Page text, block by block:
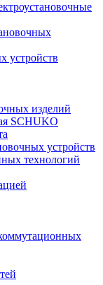
устройств
изделий
SCHUKO
устройств
технологий